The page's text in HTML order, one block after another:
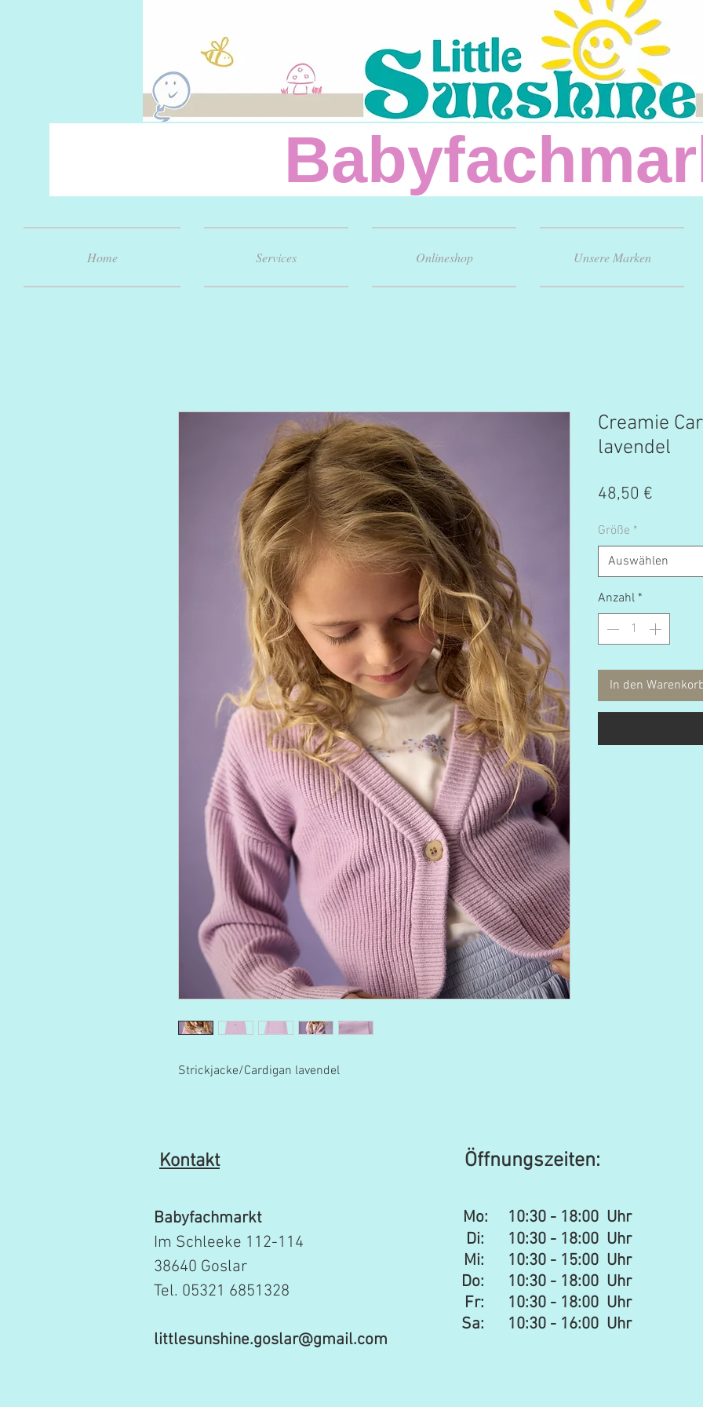
Home Services Onlineshop Unsere Marken
Strickjacke/Cardigan lavendel
Creamie
lavendel
48,50 €
Größe *
Auswählen
Anzahl *
In den
Kontakt
Babyfachmarkt
Im Schleeke 112-114
38640 Goslar
Tel. 05321 6851328
littlesunshine.goslar@gmail.com
Öffnungszeiten:
Mo: 10:30 - 18:00 Uhr
Di: 10:30 - 18:00 Uhr
Mi: 10:30 - 15:00 Uhr​​
Do: 10:30 - 18:00 Uhr
Fr: 10:30 - 18:00 Uhr
Sa: 10:30 - 16:00 Uhr